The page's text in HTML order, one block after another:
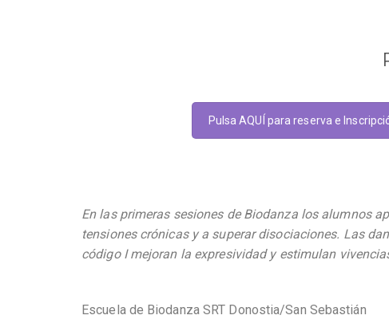
Pulsa AQUÍ para reserva e
En las primeras sesiones de Biodanza los alumnos
tensiones crónicas y a superar disociaciones. Las
código I mejoran la expresividad y estimulan
Escuela de Biodanza SRT Donostia/San Sebastián